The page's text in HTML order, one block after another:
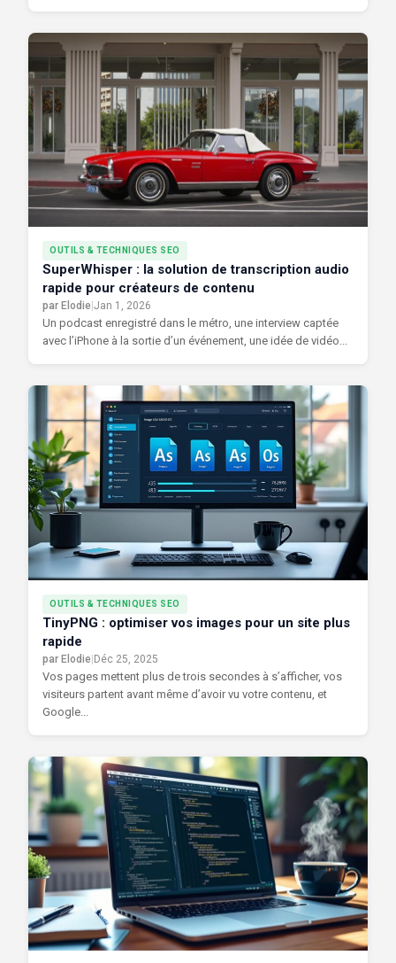
OUTILS & TECHNIQUES SEO
SuperWhisper : la solution de transcription audio
rapide pour créateurs de contenu
par Elodie Jan 1, 2026
Un podcast enregistré dans le métro, une interview captée
avec l’iPhone à la sortie d’un événement, une idée de vidéo...
OUTILS & TECHNIQUES SEO
TinyPNG : optimiser vos images pour un site plus
rapide
par Elodie Déc 25, 2025
Vos pages mettent plus de trois secondes à s’afficher, vos
visiteurs partent avant même d’avoir vu votre contenu, et
Google...